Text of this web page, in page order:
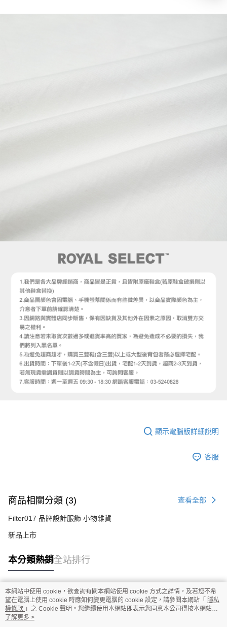
顯示電腦版詳細說明
客服
商品相關分類 (3) 查看全部
Filter017 品牌設計服飾 小物雜貨
新品上市
本分類熱銷全站排行
熱門標籤
本網站中使用 cookie，欲查詢有關本網站使用 cookie 方式之詳情，及若您不希
望在電腦上使用 cookie 時應如何變更電腦的 cookie 設定，請參閱本網站「 隱私
權條款 」之 Cookie 聲明。您繼續使用本網站即表示您同意本公司得按本網站使
用條款之 Cookie 聲明使用 cookie。
了解更多 >